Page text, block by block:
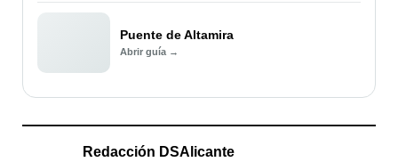
Puente de Altamira
Abrir guía →
Redacción DSAlicante